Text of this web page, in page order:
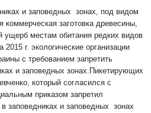
и заповедных зонах, под видом
коммерческая заготовка древесины,
ущерб местам обитания редких видов
г. экологические организации
с требованием запретить
и заповедных зонах.Пикетирующих
который согласился с
приказом запретил
заповедниках и заповедных зонах